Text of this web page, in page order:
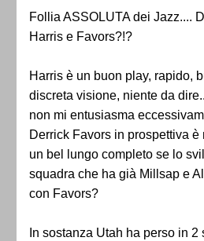
Follia ASSOLUTA dei Jazz....
Harris e Favors?!?
Harris è un buon play, rapido,
discreta visione, niente da
non mi entusiasma
Derrick Favors in prospettiva è
un bel lungo completo se lo
squadra che ha già Millsap e
con Favors?
In sostanza Utah ha perso in